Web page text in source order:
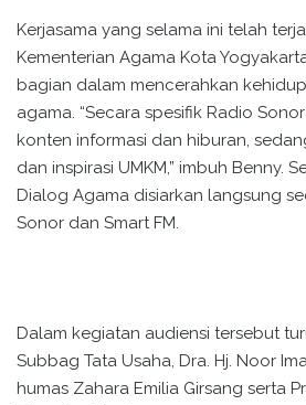
Kerjasama yang selama ini telah
Kementerian Agama Kota
bagian dalam mencerahkan
agama. “Secara spesifik Radio
konten informasi dan hiburan,
dan inspirasi UMKM,” imbuh Benny.
Dialog Agama disiarkan langsung
Sonor dan Smart FM.
Dalam kegiatan audiensi tersebut
Subbag Tata Usaha, Dra. Hj. Noor
humas Zahara Emilia Girsang serta